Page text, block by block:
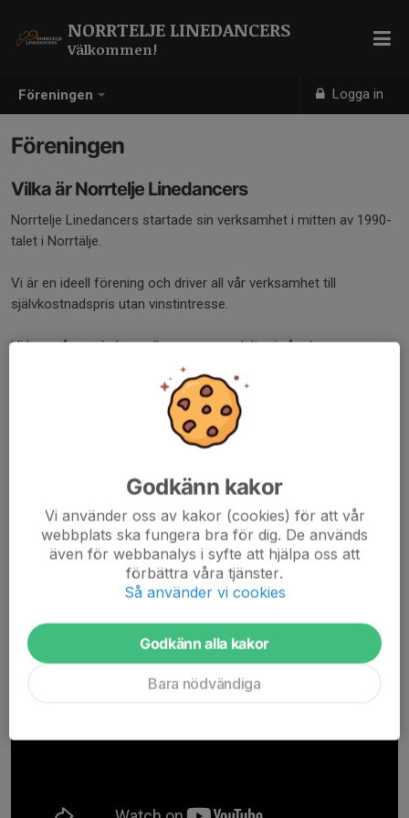
Föreningen Logga in
NORRTELJE LINEDANCERS
Välkommen!
Föreningen
Vilka är Norrtelje Linedancers
Norrtelje Linedancers startade sin verksamhet i mitten av 1990-
talet i Norrtälje.
Vi är en ideell förening och driver all vår verksamhet till
självkostnadspris utan vinstintresse.
Vi har många glada medlemmar som deltar i våra kurser, resor
och övriga dansarrangenmang.
Vårt fokus är på socialdans.
När du går kurs hos oss behöver du bli medlem. Det blir du när
du anmäler dig till kurs. Om du just nu inte går en kurs men ändå
vill vara medlem kan du göra en medlemsansökan här nedan.
Medlemsansökan
Godkänn kakor
Vi använder oss av kakor (cookies) för att vår
webbplats ska fungera bra för dig. De används
även för webbanalys i syfte att hjälpa oss att
förbättra våra tjänster.
Så använder vi cookies
Godkänn alla kakor
Bara nödvändiga